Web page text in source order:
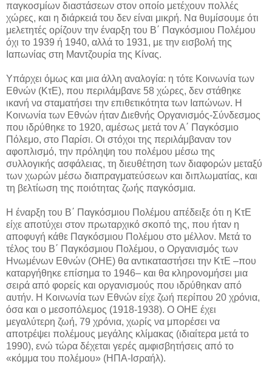
παγκοσμίων διαστάσεων στον οποίο μετέχουν πολλές
χώρες, και η διάρκειά του δεν είναι μικρή. Να θυμίσουμε ότι
μελετητές ορίζουν την έναρξη του Β΄ Παγκόσμιου Πολέμου
όχι το 1939 ή 1940, αλλά το 1931, με την εισβολή της
Ιαπωνίας στη Μαντζουρία της Κίνας.
Υπάρχει όμως και μια άλλη αναλογία: η τότε Κοινωνία των
Εθνών (ΚτΕ), που περιλάμβανε 58 χώρες, δεν στάθηκε
ικανή να σταματήσει την επιθετικότητα των Ιαπώνων. Η
Κοινωνία των Εθνών ήταν Διεθνής Οργανισμός-Σύνδεσμος
που ιδρύθηκε το 1920, αμέσως μετά τον Α΄ Παγκόσμιο
Πόλεμο, στο Παρίσι. Οι στόχοι της περιλάμβαναν τον
αφοπλισμό, την πρόληψη του πολέμου μέσω της
συλλογικής ασφάλειας, τη διευθέτηση των διαφορών μεταξύ
των χωρών μέσω διαπραγματεύσεων και διπλωματίας, και
τη βελτίωση της ποιότητας ζωής παγκόσμια.
Η έναρξη του Β΄ Παγκόσμιου Πολέμου απέδειξε ότι η ΚτΕ
είχε αποτύχει στον πρωταρχικό σκοπό της, που ήταν η
αποφυγή κάθε Παγκόσμιου Πολέμου στο μέλλον. Μετά το
τέλος του Β΄ Παγκόσμιου Πολέμου, ο Οργανισμός των
Ηνωμένων Εθνών (ΟΗΕ) θα αντικαταστήσει την ΚτΕ –που
καταργήθηκε επίσημα το 1946– και θα κληρονομήσει μια
σειρά από φορείς και οργανισμούς που ιδρύθηκαν από
αυτήν. Η Κοινωνία των Εθνών είχε ζωή περίπου 20 χρόνια,
όσα και ο μεσοπόλεμος (1918-1938). Ο ΟΗΕ έχει
μεγαλύτερη ζωή, 79 χρόνια, χωρίς να μπορέσει να
αποτρέψει πολέμους μεγάλης κλίμακας (ιδιαίτερα μετά το
1990), ενώ τώρα δέχεται γερές αμφισβητήσεις από το
«κόμμα του πολέμου» (ΗΠΑ-Ισραήλ).